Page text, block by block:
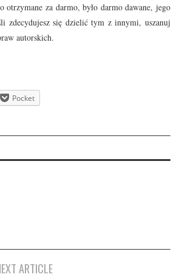
otrzymane za darmo, było darmo dawane, jego
zdecydujesz się dzielić tym z innymi, uszanuj
autorskich.
Pocket
ARTICLE